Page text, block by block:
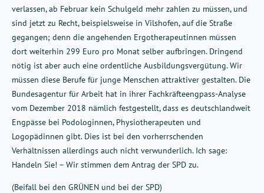
verlassen, ab Februar kein Schulgeld mehr zahlen zu müssen, und
sind jetzt zu Recht, beispielsweise in Vilshofen, auf die Straße
gegangen; denn die angehenden Ergotherapeutinnen müssen
dort weiterhin 299 Euro pro Monat selber aufbringen. Dringend
nötig ist aber auch eine ordentliche Ausbildungsvergütung. Wir
müssen diese Berufe für junge Menschen attraktiver gestalten. Die
Bundesagentur für Arbeit hat in ihrer Fachkräfteengpass-Analyse
vom Dezember 2018 nämlich festgestellt, dass es deutschlandweit
Engpässe bei Podologinnen, Physiotherapeuten und
Logopädinnen gibt. Dies ist bei den vorherrschenden
Verhältnissen allerdings auch nicht verwunderlich. Ich sage:
Handeln Sie! – Wir stimmen dem Antrag der SPD zu.
(Beifall bei den GRÜNEN und bei der SPD)